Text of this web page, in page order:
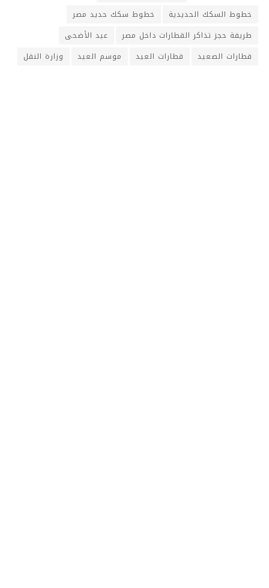
خطوط السكك الحديدية
خطوط سكك حديد مصر
طريقة حجز تذاكر القطارات داخل مصر
عيد الأضحى
قطارات الصعيد
قطارات العيد موسم العيد وزارة النقل